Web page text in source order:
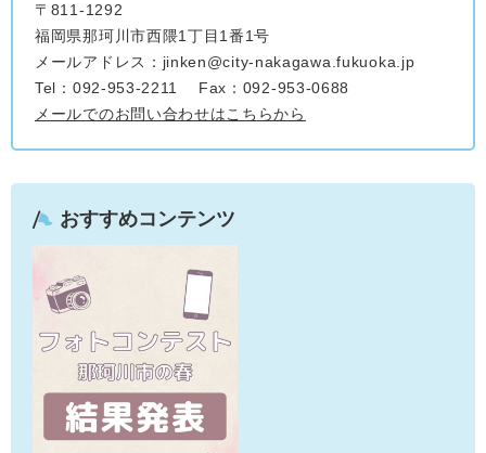
〒811-1292
福岡県那珂川市西隈1丁目1番1号
メールアドレス：jinken@city-nakagawa.fukuoka.jp
Tel：092-953-2211
Fax：092-953-0688
メールでのお問い合わせはこちらから
おすすめコンテンツ